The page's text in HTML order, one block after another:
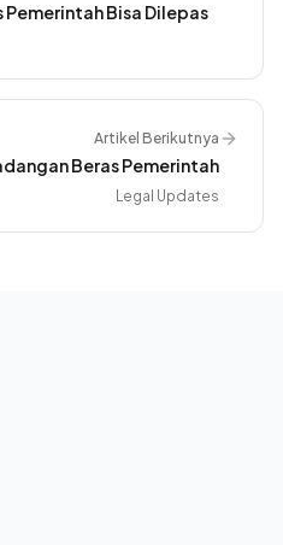
Pemerintah Bisa Dilepas
Artikel Berikutnya
Beras Pemerintah
Legal Updates